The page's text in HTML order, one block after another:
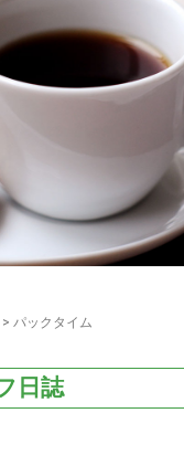
> パックタイム
日誌